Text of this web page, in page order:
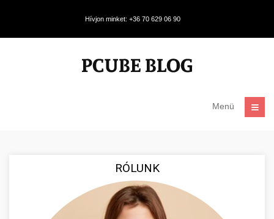
Hívjon minket: +36 70 629 06 90
Menü
RÓLUNK